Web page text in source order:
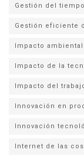
Gestión del
Gestión eficiente
Impacto
Impacto de la
Impacto del
Innovación en
Innovación
Internet de las